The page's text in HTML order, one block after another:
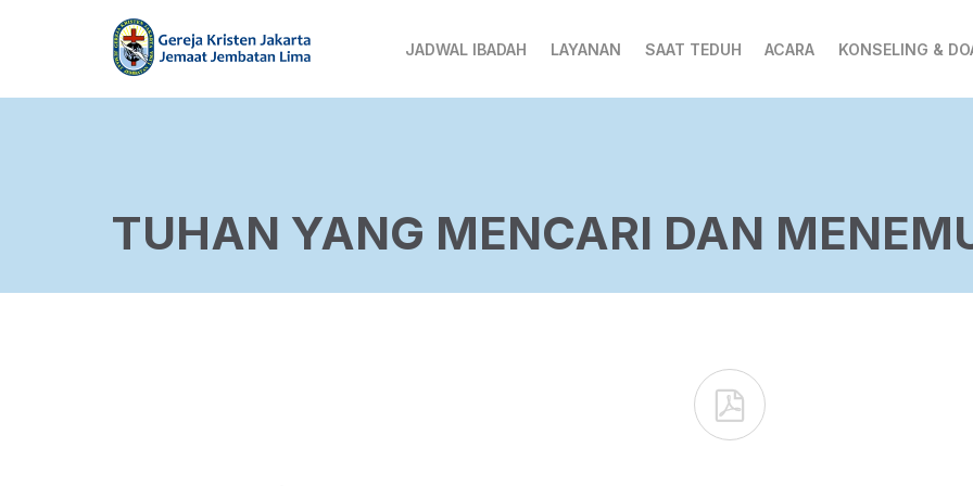
JADWAL IBADAH LAYANAN SAAT TEDUH ACARA KONSELING &
TUHAN YANG MENCARI DAN
